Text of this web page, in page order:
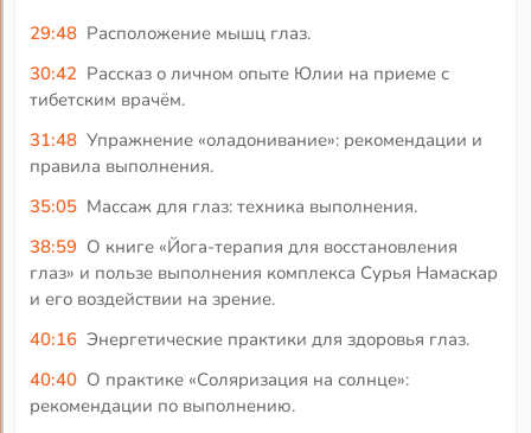
29:48 Расположение мышц глаз.
30:42 Рассказ о личном опыте Юлии на приеме с
тибетским врачём.
31:48 Упражнение «оладонивание»: рекомендации и
правила выполнения.
35:05 Массаж для глаз: техника выполнения.
38:59 О книге «Йога-терапия для восстановления
глаз» и пользе выполнения комплекса Сурья Намаскар
и его воздействии на зрение.
40:16 Энергетические практики для здоровья глаз.
40:40 О практике «Соляризация на солнце»:
рекомендации по выполнению.